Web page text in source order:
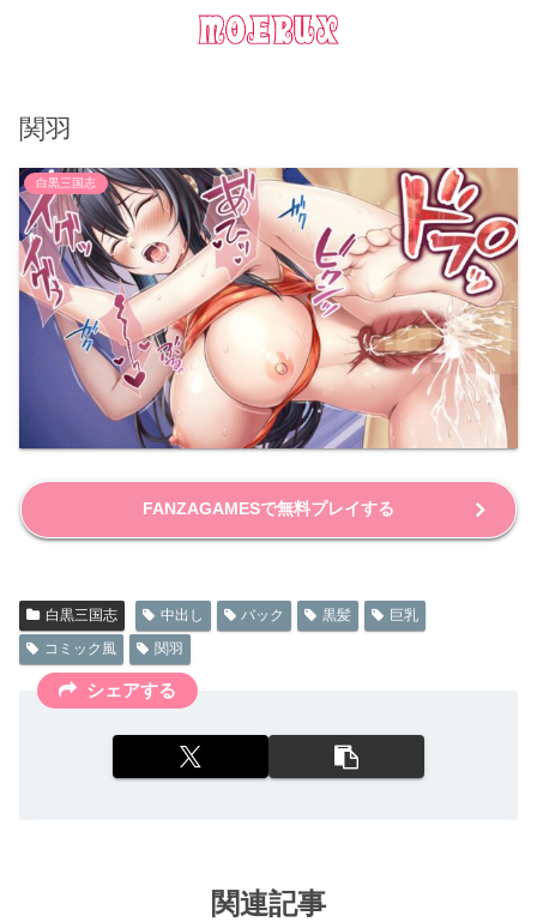
関羽
白黒三国志
FANZAGAMESで無料プレイする
白黒三国志 中出し バック 黒髪
巨乳
コミック風
関羽
シェアする
関連記事